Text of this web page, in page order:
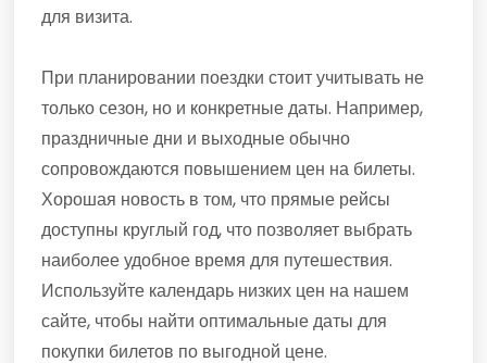
для визита.
При планировании поездки стоит учитывать не
только сезон, но и конкретные даты. Например,
праздничные дни и выходные обычно
сопровождаются повышением цен на билеты.
Хорошая новость в том, что прямые рейсы
доступны круглый год, что позволяет выбрать
наиболее удобное время для путешествия.
Используйте календарь низких цен на нашем
сайте, чтобы найти оптимальные даты для
покупки билетов по выгодной цене.